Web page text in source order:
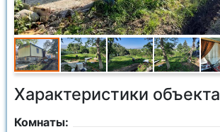
Характеристики объекта
Комнаты: